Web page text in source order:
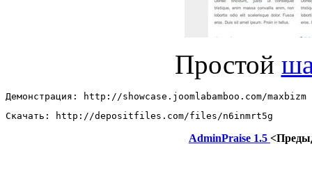
Простой
Демонстрация: http://showcase.joomlabamboo.com/maxbizm
Скачать: http://depositfiles.com/files/n6inmrt5g
AdminPraise 1.5